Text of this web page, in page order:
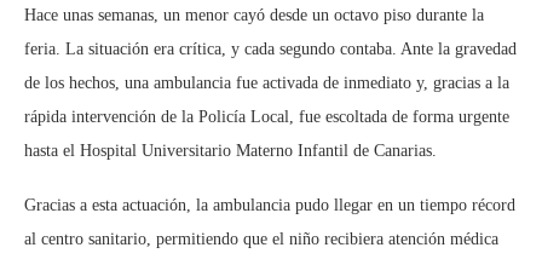
Hace unas semanas, un menor cayó desde un octavo piso durante la
feria. La situación era crítica, y cada segundo contaba. Ante la gravedad
de los hechos, una ambulancia fue activada de inmediato y, gracias a la
rápida intervención de la Policía Local, fue escoltada de forma urgente
hasta el Hospital Universitario Materno Infantil de Canarias.
Gracias a esta actuación, la ambulancia pudo llegar en un tiempo récord
al centro sanitario, permitiendo que el niño recibiera atención médica